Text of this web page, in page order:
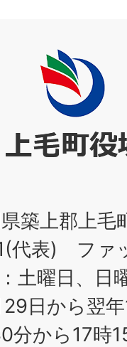
築上郡上毛
代表) ファ
土曜日、日
日から翌
分から17時